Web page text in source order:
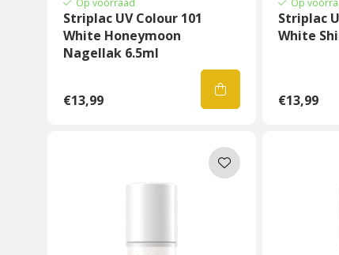
Op voorraad
Striplac UV Colour 101
White Honeymoon
Nagellak 6.5ml
€13,99
Op
Striplac
White
€13,99